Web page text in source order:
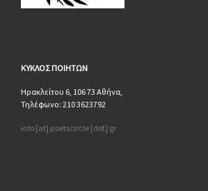
ΚΥΚΛΟΣ ΠΟΙΗΤΩΝ
Ηρακλείτου 6, 106 73 Αθήνα,
Τηλέφωνο: 210 3623792
info [at] poetscircle [dot] gr